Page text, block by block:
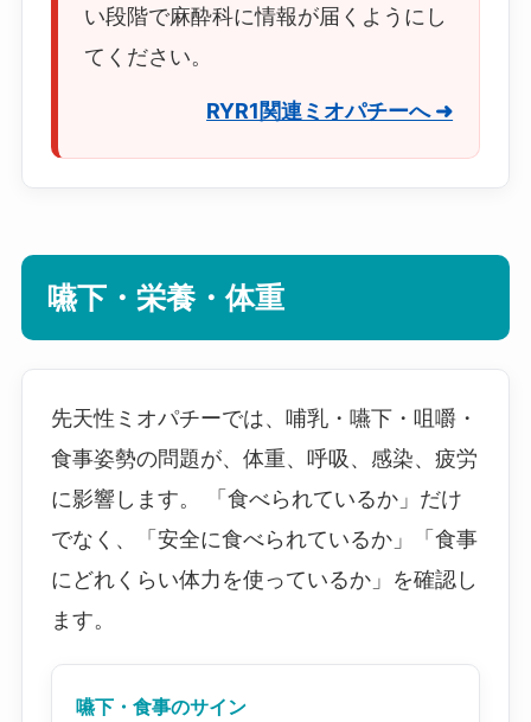
い段階で麻酔科に情報が届くようにし
てください。
RYR1関連ミオパチーへ ➜
嚥下・栄養・体重
先天性ミオパチーでは、哺乳・嚥下・咀嚼・
食事姿勢の問題が、体重、呼吸、感染、疲労
に影響します。 「食べられているか」だけ
でなく、「安全に食べられているか」「食事
にどれくらい体力を使っているか」を確認し
ます。
嚥下・食事のサイン